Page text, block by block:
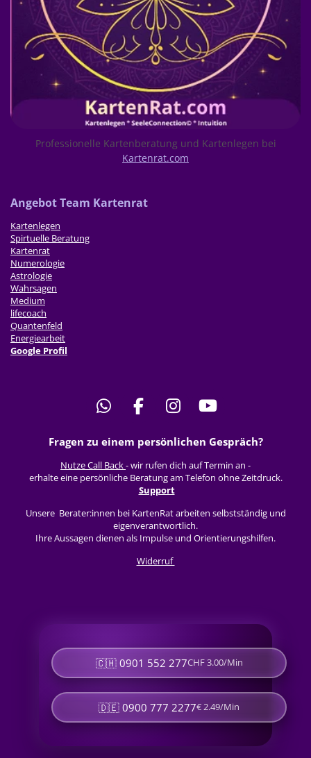
Professionelle Kartenberatung und Kartenlegen bei
Kartenrat.com
Angebot Team Kartenrat
Kartenlegen
Spirtuelle Beratung
Kartenrat
Numerologie
Astrologie
Wahrsagen
Medium
lifecoach
Quantenfeld
Energiearbeit
Google Profil
W
a
t
s
p
p
F
c
e
b
o
o
k
I
s
t
a
g
r
a
m
Y
u
T
u
e
Fragen zu einem persönlichen Gespräch?
Nutze Call Back- wir rufen dich auf Termin an -
erhalte eine persönliche Beratung am Telefon ohne Zeitdruck.
Support
Unsere Berater:innen bei KartenRat arbeiten selbstständig und
eigenverantwortlich.
Ihre Aussagen dienen als Impulse und Orientierungshilfen.
Widerruf
🇨🇭 0901 552 277CHF 3.00/Min
🇩🇪 0900 777 2277€ 2.49/Min